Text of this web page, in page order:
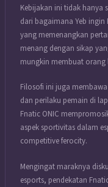
Kebijakan ini tidak hanya
dari bagaimana Yeb
yang memenangkan
menang dengan sikap
mungkin membuat orang
Filosofi ini juga
dan perilaku pemain di
Fnatic ONIC
aspek sportivitas dalam
competitive ferocity.
Mengingat maraknya
esports, pendekatan